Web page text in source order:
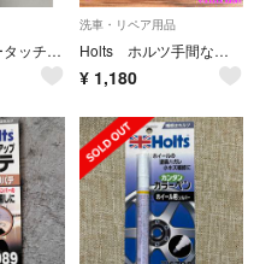
ホルツ・カラータッチ ブラック（VW/アウディ）
洗車・リペア用品
Holts ホルツ手間なしシート(ペイント剥がし用) 6 セット まとめ売り
¥ 1,180